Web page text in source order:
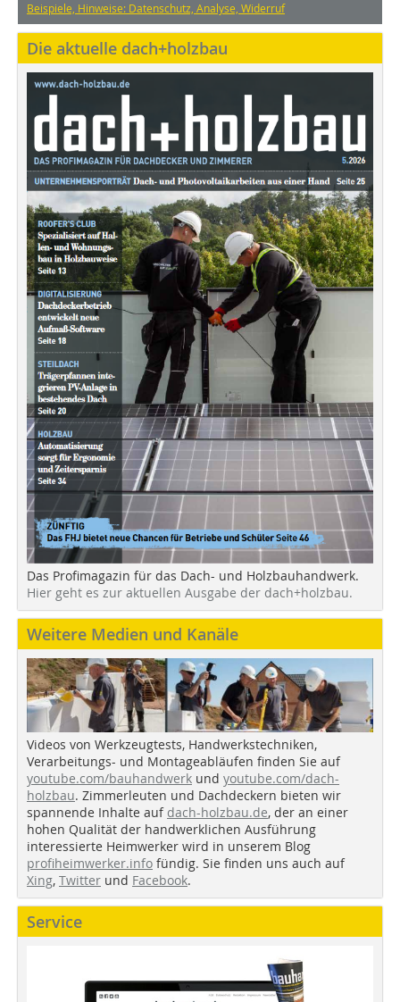
Beispiele, Hinweise: Datenschutz, Analyse, Widerruf
Die aktuelle dach+holzbau
Das Profimagazin für das Dach- und Holzbauhandwerk.
Hier geht es zur aktuellen Ausgabe der dach+holzbau.
Weitere Medien und Kanäle
Videos von Werkzeugtests, Handwerkstechniken,
Verarbeitungs- und Montageabläufen finden Sie auf
youtube.com/bauhandwerk und youtube.com/dach-
holzbau. Zimmerleuten und Dachdeckern bieten wir
spannende Inhalte auf dach-holzbau.de, der an einer
hohen Qualität der handwerklichen Ausführung
interessierte Heimwerker wird in unserem Blog
profiheimwerker.info fündig. Sie finden uns auch auf
Xing, Twitter und Facebook.
Service